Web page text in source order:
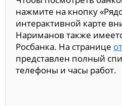
нажмите на кнопку
интерактивной карте
Нариманов также
Росбанка. На странице
представлен полный
телефоны и часы работ.